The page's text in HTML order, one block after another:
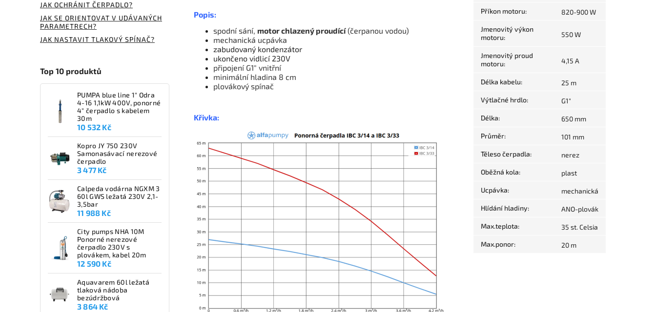
JAK OCHRÁNIT ČERPADLO?
JAK SE ORIENTOVAT V UDÁVANÝCH
PARAMETRECH?
JAK NASTAVIT TLAKOVÝ SPÍNAČ?
Top 10 produktů
PUMPA blue line 1" Odra
4-16 1,1kW 400V, ponorné
4" čerpadlo s kabelem
30m
10 532 Kč
Kopro JY 750 230V
Samonasávací nerezové
čerpadlo
3 477 Kč
Calpeda vodárna NGXM 3
60l GWS ležatá 230V 2,1-
3,5bar
11 988 Kč
City pumps NHA 10M
Ponorné nerezové
čerpadlo 230V s
plovákem, kabel 20m
12 590 Kč
Aquavarem 60l ležatá
tlaková nádoba
bezúdržbová
3 864 Kč
Popis:
spodní sání, motor chlazený proudící(čerpanou vodou)
mechanická ucpávka
zabudovaný kondenzátor
ukončeno vidlicí 230V
připojení G1" vnitřní
minimální hladina 8 cm
plovákový spínač
Křivka:
Příkon motoru: 820-900 W
Jmenovitý výkon
motoru: 550 W
Jmenovitý proud
motoru: 4,15 A
Délka kabelu: 25 m
Výtlačné hrdlo: G1"
Délka: 650 mm
Průměr: 101 mm
Těleso čerpadla: nerez
Oběžná kola: plast
Ucpávka: mechanická
Hlídání hladiny: ANO-plovák
Max.teplota: 35 st. Celsia
Max.ponor: 20 m